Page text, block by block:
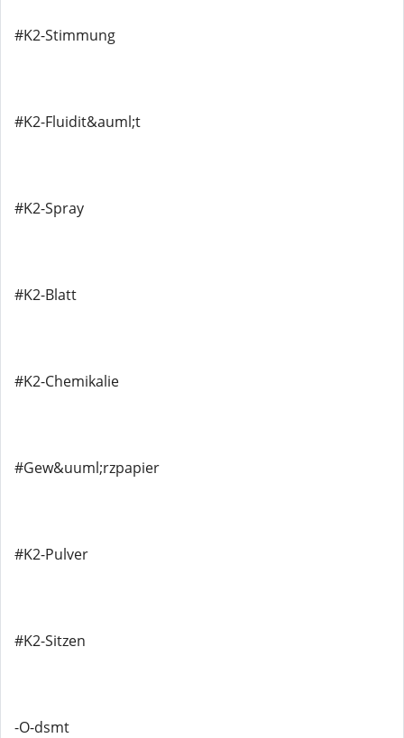
#K2-Stimmung
#K2-Fluidit&auml;t
#K2-Spray
#K2-Blatt
#K2-Chemikalie
#Gew&uuml;rzpapier
#K2-Pulver
#K2-Sitzen
-O-dsmt